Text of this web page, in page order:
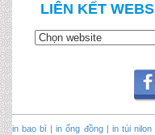
LIÊN KẾT
in bao bì |in ống đồng| in túi nilon